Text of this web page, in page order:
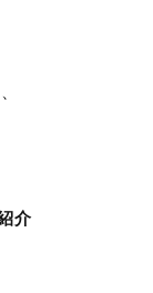
介